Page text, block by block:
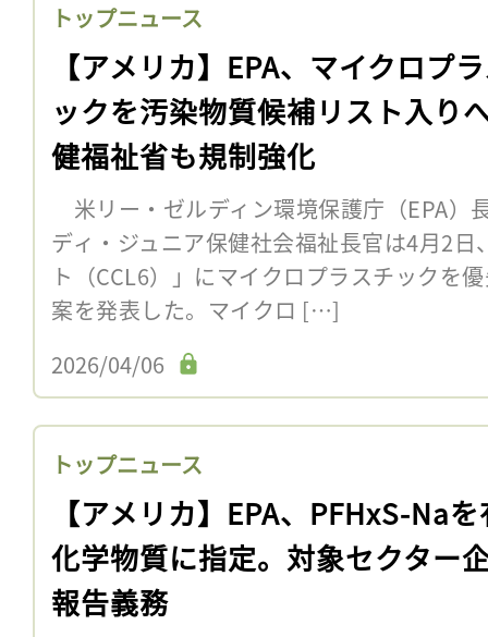
トップニュース
【アメリカ】EPA、マイクロプ
ックを汚染物質候補リスト入り
健福祉省も規制強化
米リー・ゼルディン環境保護庁（EPA）
ディ・ジュニア保健社会福祉長官は4月2
ト（CCL6）」にマイクロプラスチックを
案を発表した。マイクロ […]
2026/04/06
トップニュース
【アメリカ】EPA、PFHxS-Na
化学物質に指定。対象セクター
報告義務